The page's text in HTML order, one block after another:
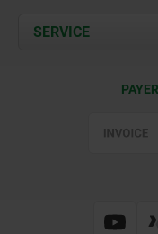
Contact
Documents
SERVICE